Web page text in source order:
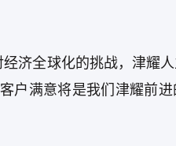
济全球化的挑战，津耀
户满意将是我们津耀前